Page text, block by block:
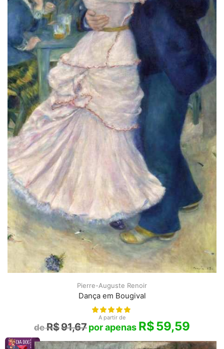
Pierre-Auguste Renoir
Dança em Bougival
A partir de
R$91,67 R$59,59